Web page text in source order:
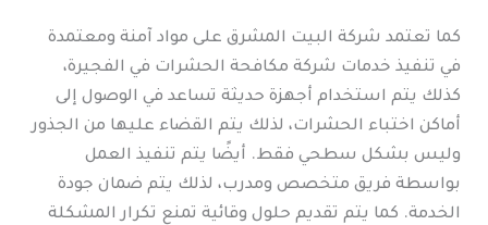
كما تعتمد شركة البيت المشرق على مواد آمنة ومعتمدة
في تنفيذ خدمات شركة مكافحة الحشرات في الفجيرة،
كذلك يتم استخدام أجهزة حديثة تساعد في الوصول إلى
أماكن اختباء الحشرات، لذلك يتم القضاء عليها من الجذور
وليس بشكل سطحي فقط. أيضًا يتم تنفيذ العمل
بواسطة فريق متخصص ومدرب، لذلك يتم ضمان جودة
الخدمة. كما يتم تقديم حلول وقائية تمنع تكرار المشكلة